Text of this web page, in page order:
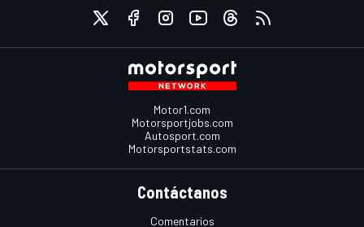
Motor1.com
Motorsportjobs.com
Autosport.com
Motorsportstats.com
Contáctanos
Comentarios